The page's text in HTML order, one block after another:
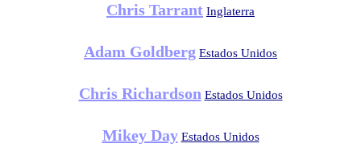
Chris Tarrant Inglaterra
Adam Goldberg Estados Unidos
Chris Richardson Estados Unidos
Mikey Day Estados Unidos